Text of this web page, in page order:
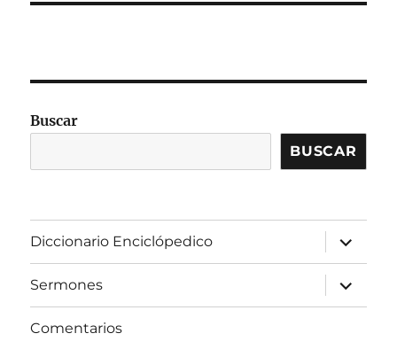
Buscar
BUSCAR
Diccionario Enciclópedico
expandir
el
menú
inferior
Sermones
expandir
el
menú
Comentarios